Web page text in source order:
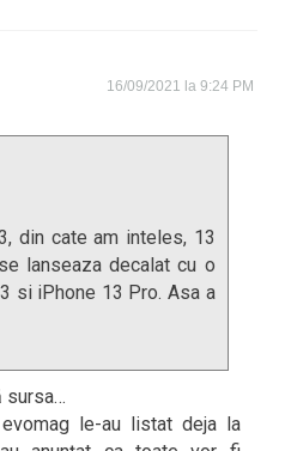
16/09/2021 la 9:24 PM
din cate am inteles, 13
lanseaza decalat cu o
si iPhone 13 Pro. Asa a
sursa…
le-au listat deja la